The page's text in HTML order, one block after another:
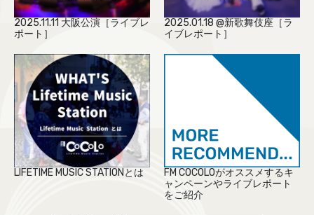
2025.11.11 大阪公演［ライブレ
ポート］
2025.01.18 @新歌舞伎座［ラ
イブレポート］
LIFETIME MUSIC STATIONとは
FM COCOLOがオススメするキ
ャンペーンやライブレポート
をご紹介